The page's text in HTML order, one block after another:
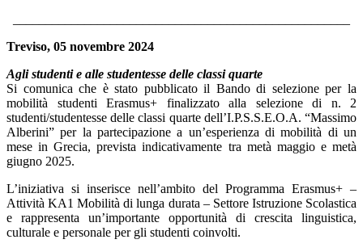
Treviso, 05 novembre 2024
Agli studenti e alle studentesse delle classi quarte
Si comunica che è stato pubblicato il Bando di selezione per la
mobilità studenti Erasmus+ finalizzato alla selezione di n. 2
studenti/studentesse delle classi quarte dell’I.P.S.S.E.O.A. “Massimo
Alberini” per la partecipazione a un’esperienza di mobilità di un
mese in Grecia, prevista indicativamente tra metà maggio e metà
giugno 2025.
L’iniziativa si inserisce nell’ambito del Programma Erasmus+ –
Attività KA1 Mobilità di lunga durata – Settore Istruzione Scolastica
e rappresenta un’importante opportunità di crescita linguistica,
culturale e personale per gli studenti coinvolti.